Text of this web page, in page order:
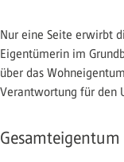
Nur eine Seite erwirbt
Eigentümerin im
über das
Verantwortung für den
Gesamteigentum